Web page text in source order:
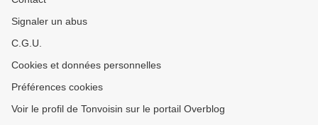
Signaler un abus
C.G.U.
Cookies et données personnelles
Préférences cookies
Voir le profil de Tonvoisin sur le portail Overblog